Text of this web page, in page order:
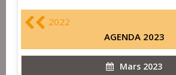
2022
AGENDA 2023
Mars 2023